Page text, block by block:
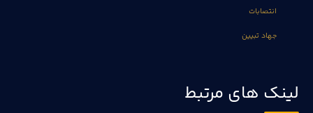
انتصابات
جهاد تبیین
لینک های مرتبط